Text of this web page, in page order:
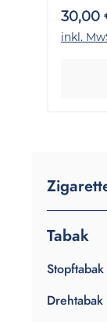
Tabak
Stopftabak
Drehtabak
30,00
inkl.